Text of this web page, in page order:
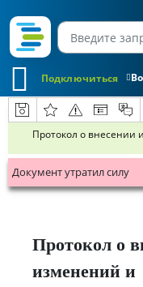
Подключиться
Протокол о
Документ утратил силу
Протокол о
изменений и